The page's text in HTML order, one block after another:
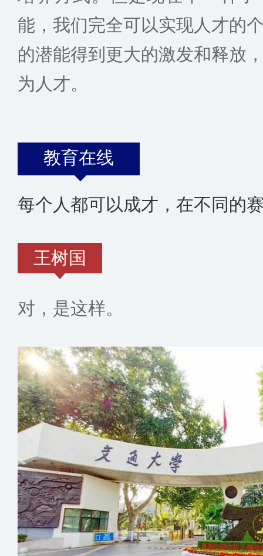
能，我们完全可以实现人才的
的潜能得到更大的激发和释放
为人才。
教育在线
每个人都可以成才，在不同的
王树国
对，是这样。